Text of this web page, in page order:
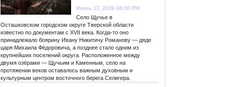
Июнь 17, 2026 08:00 PM
Село Щучье в
Осташковском городском округе Тверской области
известно по документам с XVII века. Когда-то оно
принадлежало боярину Ивану Никитичу Романову — дяде
царя Михаила Фёдоровича, а позднее стало одним из
крупнейших поселений округа. Расположенное между
двумя озёрами — Щучьим и Каменным, село на
протяжении веков оставалось важным духовным и
культурным центром восточного берега Селигера.